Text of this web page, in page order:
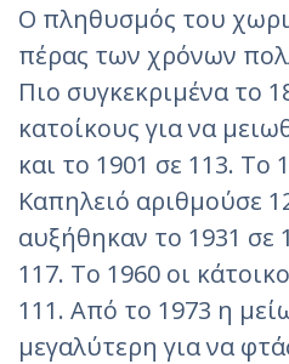
Ο πληθυσμός του
πέρας των χρόνων
Πιο συγκεκριμένα το
κατοίκους για να
και το 1901 σε 113. Το
Καπηλειό αριθμούσε
αυξήθηκαν το 1931 σε
117. Το 1960 οι
111. Από το 1973 η
μεγαλύτερη για να